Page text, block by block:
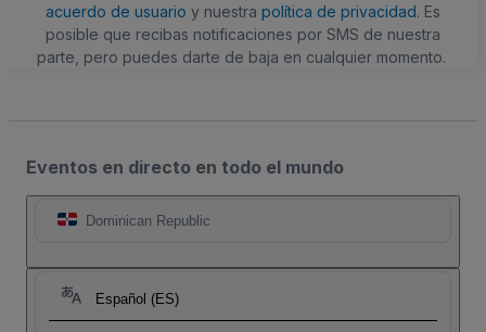
acuerdo de usuario y nuestra política de privacidad. Es
posible que recibas notificaciones por SMS de nuestra
parte, pero puedes darte de baja en cualquier momento.
Eventos en directo en todo el mundo
Dominican Republic
Español (ES)